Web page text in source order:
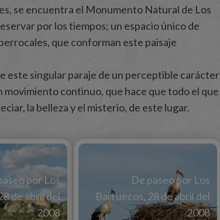
se encuentra el Monumento Natural de Los
por los tiempos; un espacio único de
que conforman este paisaje
este singular paraje de un perceptible carácter
movimiento continuo, que hace que todo el que
la belleza y el misterio, de este lugar.
por Los
de abril del
2008
De paseo por Los
Barruecos, 28 de abril del
2008